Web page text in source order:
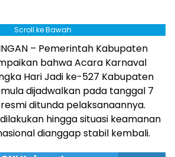
Scroll ke Bawah
– Pemerintah Kabupaten
bahwa Acara Karnaval
Hari Jadi ke-527 Kabupaten
dijadwalkan pada tanggal 7
ditunda pelaksanaannya.
hingga situasi keamanan
dianggap stabil kembali.